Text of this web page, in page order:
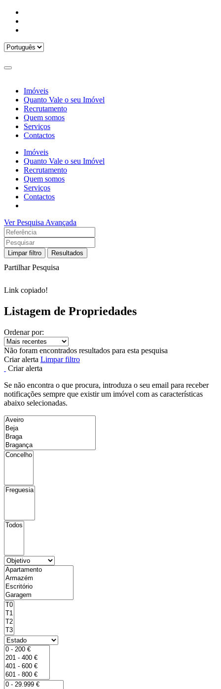
Imóveis
Quanto Vale o seu Imóvel
Recrutamento
Quem somos
Serviços
Contactos
Imóveis
Quanto Vale o seu Imóvel
Recrutamento
Quem somos
Serviços
Contactos
Ver Pesquisa Avançada
Limpar filtro Resultados
Partilhar Pesquisa
Link copiado!
Listagem de Propriedades
Ordenar por:
Não foram encontrados resultados para esta pesquisa
Criar alerta Limpar filtro
Criar alerta
Se não encontra o que procura, introduza o seu email para receber
notificações sempre que existir um imóvel com as características
abaixo selecionadas.